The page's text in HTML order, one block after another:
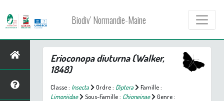
Biodiv' Normandie-Maine
Erioconopa diuturna(Walker,
1848)
Classe : Insecta Ordre : Diptera
Famille :
Limoniidae
Sous-Famille : Chioneinae
Genre :